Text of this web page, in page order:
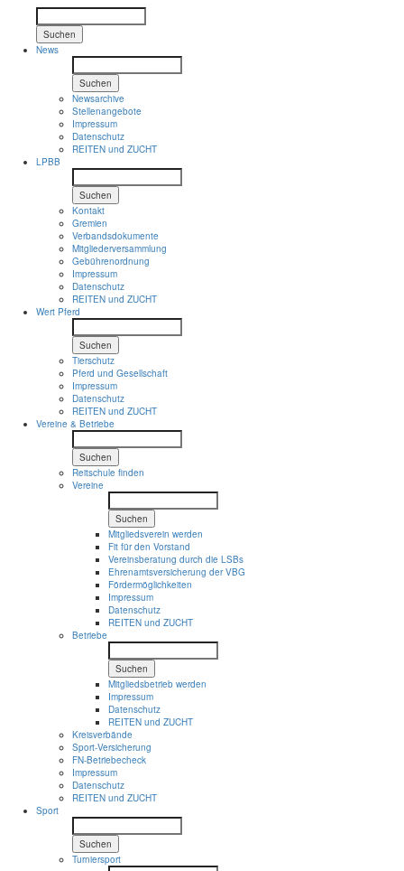
Suchen
News
Suchen
Newsarchive
Stellenangebote
Impressum
Datenschutz
REITEN und ZUCHT
LPBB
Suchen
Kontakt
Gremien
Verbandsdokumente
Mitgliederversammlung
Gebührenordnung
Impressum
Datenschutz
REITEN und ZUCHT
Wert Pferd
Suchen
Tierschutz
Pferd und Gesellschaft
Impressum
Datenschutz
REITEN und ZUCHT
Vereine & Betriebe
Suchen
Reitschule finden
Vereine
Suchen
Mitgliedsverein werden
Fit für den Vorstand
Vereinsberatung durch die LSBs
Ehrenamtsversicherung der VBG
Fördermöglichkeiten
Impressum
Datenschutz
REITEN und ZUCHT
Betriebe
Suchen
Mitgliedsbetrieb werden
Impressum
Datenschutz
REITEN und ZUCHT
Kreisverbände
Sport-Versicherung
FN-Betriebecheck
Impressum
Datenschutz
REITEN und ZUCHT
Sport
Suchen
Turniersport